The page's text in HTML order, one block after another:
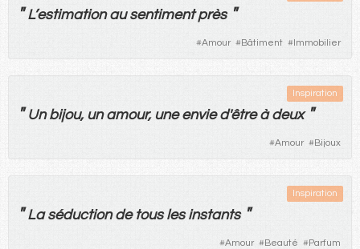
"L’estimation au sentiment près "
#Amour #Bâtiment #Immobilier
Inspiration
" Un bijou, un amour, une envied'être à deux "
#Amour #Bijoux
Inspiration
" La séduction de tous les instants "
#Amour #Beauté #Parfum